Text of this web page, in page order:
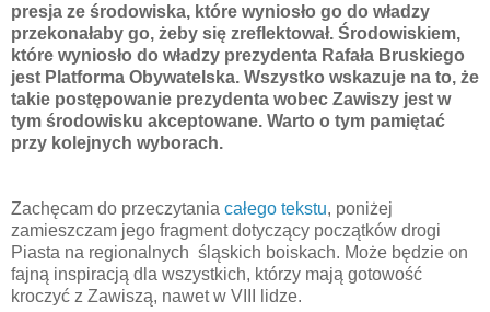
presja ze środowiska, które wyniosło go do władzy
przekonałaby go, żeby się zreflektował. Środowiskiem,
które wyniosło do władzy prezydenta Rafała Bruskiego
jest Platforma Obywatelska. Wszystko wskazuje na to, że
takie postępowanie prezydenta wobec Zawiszy jest w
tym środowisku akceptowane. Warto o tym pamiętać
przy kolejnych wyborach.
Zachęcam do przeczytania całego tekstu, poniżej
zamieszczam jego fragment dotyczący początków drogi
Piasta na regionalnych śląskich boiskach. Może będzie on
fajną inspiracją dla wszystkich, którzy mają gotowość
kroczyć z Zawiszą, nawet w VIII lidze.